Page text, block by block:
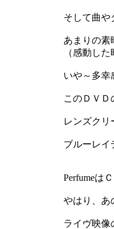
そして曲や
あまりの素
（感動し
いや～多幸
このＤＶ
レンズクリ
ブルーレイ
Perfumeは
やはり、あ
ライヴ映像